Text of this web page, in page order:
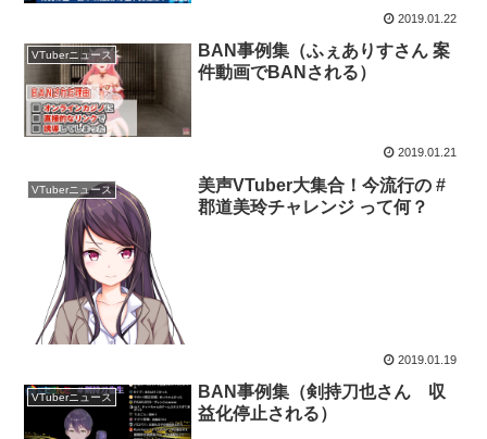
2019.01.22
VTuberニュース
BAN事例集（ふぇありすさん 案
件動画でBANされる）
2019.01.21
VTuberニュース
美声VTuber大集合！今流行の #
郡道美玲チャレンジ って何？
2019.01.19
VTuberニュース
BAN事例集（剣持刀也さん 収
益化停止される）